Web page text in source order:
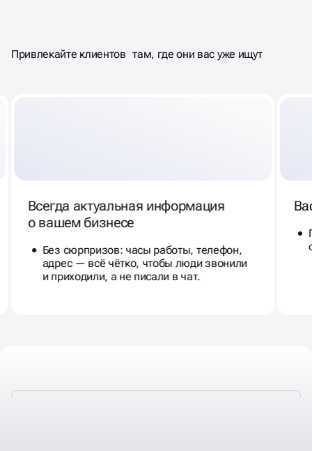
ЧЕРЕЗ КАРТЫ,
А НЕ ЧЕРЕЗ ПОИСК
Привлекайте клиентов там, где они вас уже ищут
Всегда актуальная информация
о вашем бизнесе
Без сюрпризов: часы работы, телефон,
адрес — всё чётко, чтобы люди звонили
и приходили, а не писали в чат.